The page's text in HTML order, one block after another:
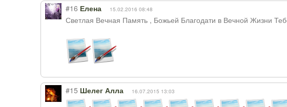
#16 Елена 15.02.2016 08:48
Светлая Вечная Память , Божьей Благодати в Вечной Жизни
#15 Шелег Алла 16.07.2015 13:03